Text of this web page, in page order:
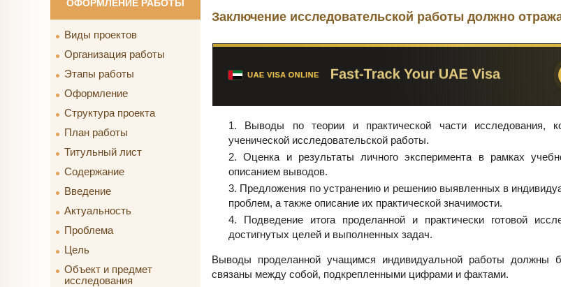
ОФОРМЛЕНИЕ РАБОТЫ
Виды проектов
Организация работы
Этапы работы
Оформление
Структура проекта
План работы
Титульный лист
Содержание
Введение
Актуальность
Проблема
Цель
Объект и предмет
исследования
Заключение исследовательской работы должно
Выводы по теории и практической части исследования,
ученической исследовательской работы.
Оценка и результаты личного эксперимента в рамках
описанием выводов.
Предложения по устранению и решению выявленных в
проблем, а также описание их практической значимости.
Подведение итога проделанной и практически готовой
достигнутых целей и выполненных задач.
Выводы проделанной учащимся индивидуальной работы должны
связаны между собой, подкрепленными цифрами и фактами.